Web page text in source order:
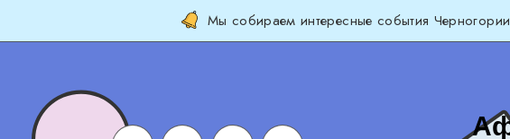
Мы собираем интересные события